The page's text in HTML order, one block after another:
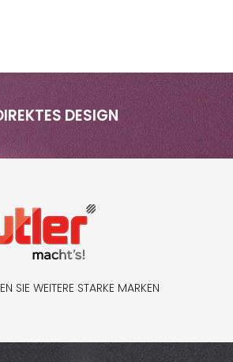
DESIGN
SIE WEITERE STARKE MARKEN